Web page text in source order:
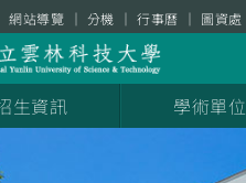
網站導覽 分機 行事曆 圖資處
生資訊 學術單位